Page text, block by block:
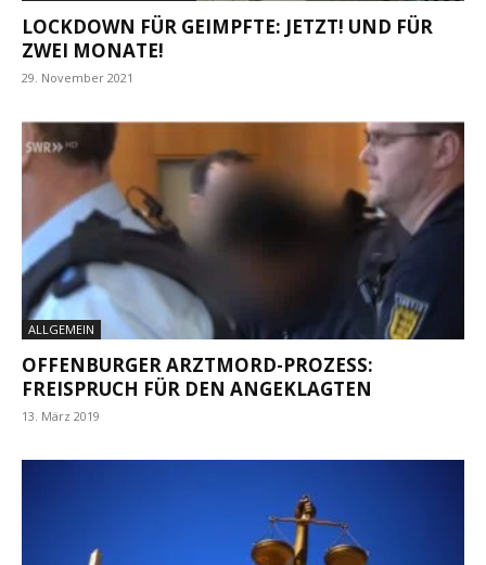
LOCKDOWN FÜR GEIMPFTE: JETZT! UND FÜR
ZWEI MONATE!
29. November 2021
ALLGEMEIN
OFFENBURGER ARZTMORD-PROZESS:
FREISPRUCH FÜR DEN ANGEKLAGTEN
13. März 2019